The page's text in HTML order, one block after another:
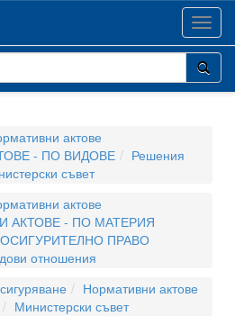
актове
- ПО ВИДОВЕ
Решения
съвет
актове
АКТОВЕ - ПО МАТЕРИЯ
ПРАВО
отношения
Нормативни актове
Министерски съвет